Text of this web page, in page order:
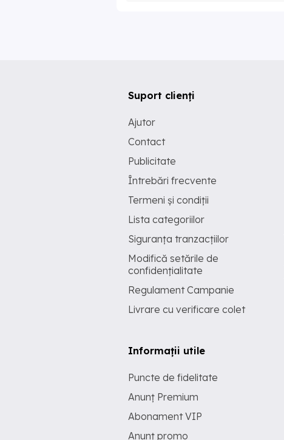
Suport clienți
Ajutor
Contact
Publicitate
Întrebări frecvente
Termeni și condiții
Lista categoriilor
Siguranța tranzacțiilor
Modifică setările de
confidențialitate
Regulament Campanie
Livrare cu verificare colet
Informații utile
Puncte de fidelitate
Anunț Premium
Abonament VIP
Anunț promo